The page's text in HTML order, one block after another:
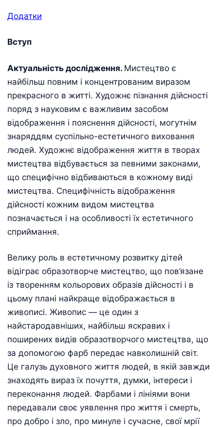
Додатки
Вступ
Актуальність дослідження. Мистецтво є
найбільш повним і концентрованим виразом
прекрасного в житті. Художнє пізнання дійсності
поряд з науковим є важливим засобом
відображення і пояснення дійсності, могутнім
знаряддям суспільно-естетичного виховання
людей. Художнє відображення життя в творах
мистецтва відбувається за певними законами,
що специфічно відбиваються в кожному виді
мистецтва. Специфічність відображення
дійсності кожним видом мистецтва
позначається і на особливості їх естетичного
сприймання.
Велику роль в естетичному розвитку дітей
відіграє образотворче мистецтво, що пов’язане
із творенням кольорових образів дійсності і в
цьому плані найкраще відображається в
живописі. Живопис — це один з
найстародавніших, найбільш яскравих і
поширених видів образотворчого мистецтва, що
за допомогою фарб передає навколишній світ.
Це галузь духовного життя людей, в якій завжди
знаходять вираз їх почуття, думки, інтереси і
переконання людей. Фарбами і лініями вони
передавали своє уявлення про життя і смерть,
про добро і зло, про минуле і сучасне, свої мрії